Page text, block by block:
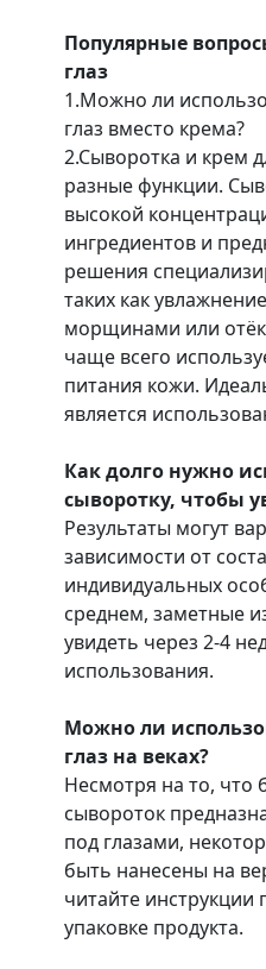
Популярные
глаз
1.Можно ли
глаз вместо крема?
2.Сыворотка и крем
разные функции.
высокой
ингредиентов и
решения
таких как
морщинами или
чаще всего
питания кожи.
является
Как долго нужно
сыворотку, чтобы
Результаты могут
зависимости от
индивидуальных
среднем, заметные
увидеть через 2-4
использования.
Можно ли
глаз на веках?
Несмотря на то, что
сывороток
под глазами,
быть нанесены на
читайте
упаковке продукта.